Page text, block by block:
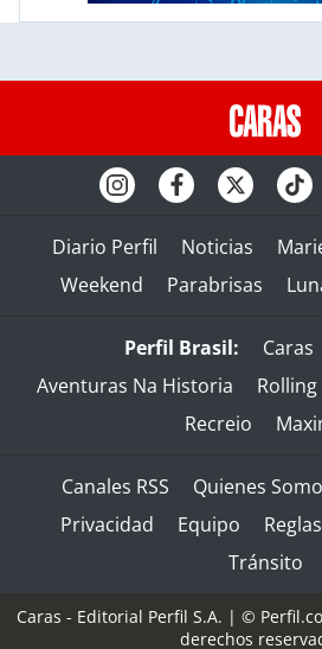
Diario Perfil Noticias
Weekend
Parabrisas
Perfil Brasil: Caras
Aventuras Na Historia
Recreio
Canales RSS Quienes
Privacidad
Equipo
Tránsito
Caras - Editorial Perfil S.A. | ©
derechos